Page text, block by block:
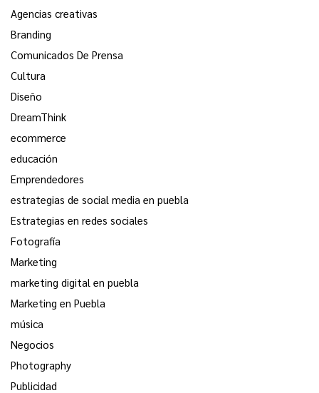
Agencias creativas
Branding
Comunicados De Prensa
Cultura
Diseño
DreamThink
ecommerce
educación
Emprendedores
estrategias de social media en puebla
Estrategias en redes sociales
Fotografía
Marketing
marketing digital en puebla
Marketing en Puebla
música
Negocios
Photography
Publicidad